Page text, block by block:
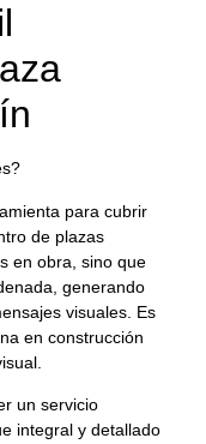
para cubrir
de plazas
en obra, sino que
generando
visuales. Es
en construcción
un servicio
integral y detallado